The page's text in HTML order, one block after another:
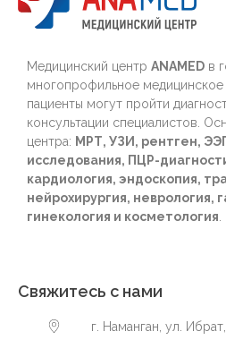
Медицинский центр ANAMED в
многопрофильное медицинское
пациенты могут пройти
консультации специалистов.
центра: МРТ, УЗИ, рентген,
исследования, ПЦР-
кардиология, эндоскопия,
нейрохирургия, неврология,
гинекология и косметология
Свяжитесь с нами
г. Наманган, ул.